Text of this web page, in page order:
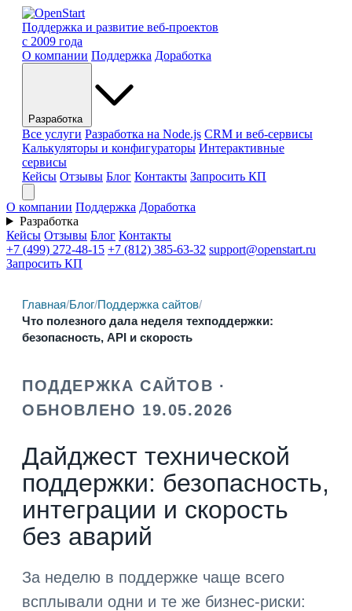
Поддержка и развитие веб-проектов
с 2009 года
О компании Поддержка Доработка
Разработка
Все услуги Разработка на Node.js CRM и веб-сервисы
Калькуляторы и конфигураторы Интерактивные
сервисы
Кейсы Отзывы Блог Контакты Запросить КП
О компании Поддержка Доработка
Разработка
Кейсы Отзывы Блог Контакты
+7 (499) 272-48-15 +7 (812) 385-63-32 support@openstart.ru
Запросить КП
Главная/Блог/Поддержка сайтов/
Что полезного дала неделя техподдержки:
безопасность, API и скорость
ПОДДЕРЖКА САЙТОВ ·
ОБНОВЛЕНО 19.05.2026
Дайджест технической
поддержки: безопасность,
интеграции и скорость
без аварий
За неделю в поддержке чаще всего
всплывали одни и те же бизнес-риски: